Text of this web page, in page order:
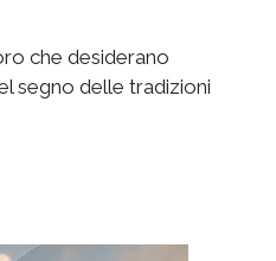
che desiderano
segno delle tradizioni